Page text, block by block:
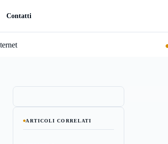
Contatti
ARTICOLI CORRELATI